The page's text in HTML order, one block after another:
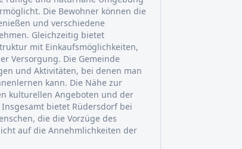
Die Bewohner können die
und verschiedene
Gleichzeitig bietet
mit Einkaufsmöglichkeiten,
Versorgung. Die Gemeinde
und Aktivitäten, bei denen man
kann. Die Nähe zur
kulturellen Angeboten und der
bietet Rüdersdorf bei
die die Vorzüge des
auf die Annehmlichkeiten der